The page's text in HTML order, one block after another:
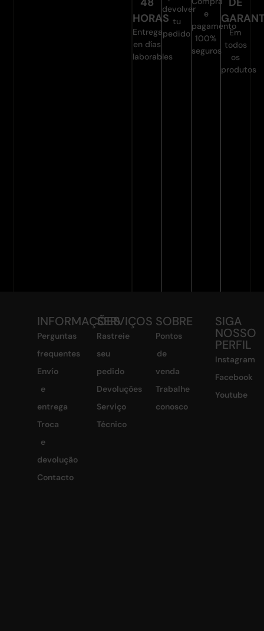
HORAS
Entrega
en días
laborables
devolver
tu
pedido
e
pagamento
100%
seguros
Em
todos
os
produtos
INFORMAÇÕES
Perguntas
frequentes
Envío
e
entrega
Troca
e
devolução
Contacto
SERVIÇOS
Rastreie
seu
pedido
Devoluções
Serviço
Técnico
SOBRE
Pontos
de
venda
Trabalhe
conosco
SIGA
NOSSO
PERFIL
Instagram
Facebook
Youtube